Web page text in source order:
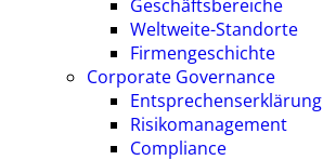
Geschäftsbereiche
Weltweite-Standorte
Firmengeschichte
Corporate Governance
Entsprechenserklärung
Risikomanagement
Compliance